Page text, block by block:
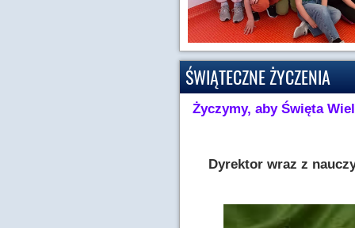
ŚWIĄTECZNE ŻYCZENIA
Życzymy, aby Święta
Dyrektor wraz z